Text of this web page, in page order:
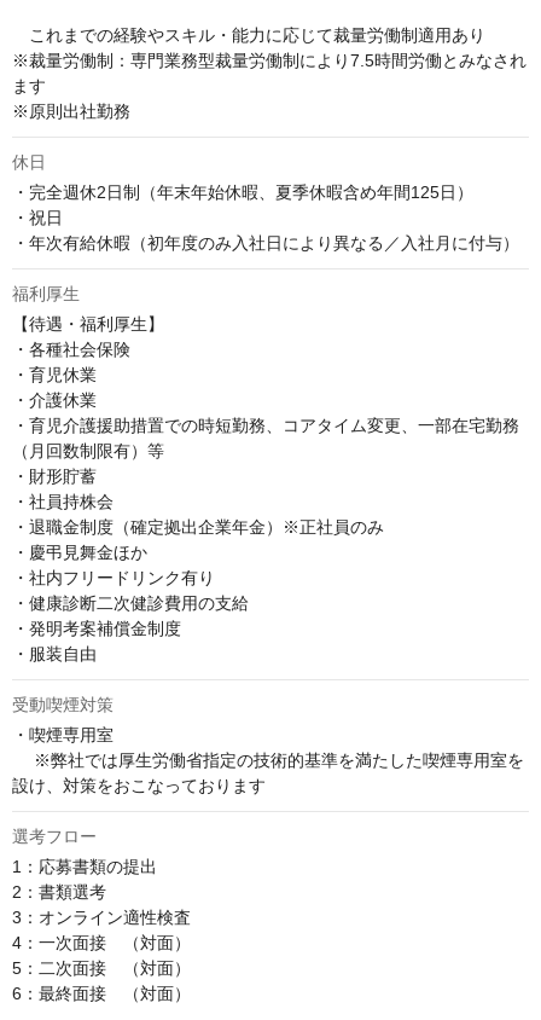
これまでの経験やスキル・能力に応じて裁量労働制適用あり
※裁量労働制：専門業務型裁量労働制により7.5時間労働とみなされ
ます
※原則出社勤務
休日
・完全週休2日制（年末年始休暇、夏季休暇含め年間125日）
・祝日
・年次有給休暇（初年度のみ入社日により異なる／入社月に付与）
福利厚生
【待遇・福利厚生】
・各種社会保険
・育児休業
・介護休業
・育児介護援助措置での時短勤務、コアタイム変更、一部在宅勤務
（月回数制限有）等
・財形貯蓄
・社員持株会
・退職金制度（確定拠出企業年金）※正社員のみ
・慶弔見舞金ほか
・社内フリードリンク有り
・健康診断二次健診費用の支給
・発明考案補償金制度
・服装自由
受動喫煙対策
・喫煙専用室
設け、対策をおこなっております
選考フロー
1：応募書類の提出
2：書類選考
3：オンライン適性検査
4：一次面接　（対面）
5：二次面接　（対面）
6：最終面接　（対面）